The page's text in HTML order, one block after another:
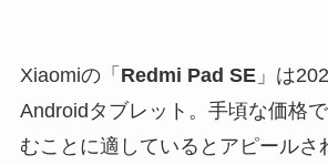
Xiaomiの「 Redmi Pad SE」は
Androidタブレット。手頃な価格
むことに適しているとアピールさ